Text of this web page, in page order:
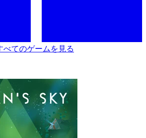
べてのゲームを見る